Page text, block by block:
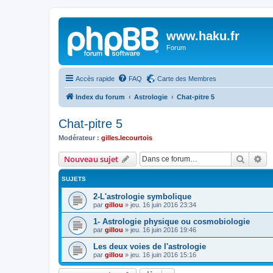
www.haku.fr
Forum
Accès rapide FAQ Carte des Membres
Index du forum Astrologie Chat-pitre 5
Chat-pitre 5
Modérateur : gilles.lecourtois
Nouveau sujet
SUJETS
2-L'astrologie symbolique
par gillou » jeu. 16 juin 2016 23:34
1- Astrologie physique ou cosmobiologie
par gillou » jeu. 16 juin 2016 19:46
Les deux voies de l'astrologie
par gillou » jeu. 16 juin 2016 15:16